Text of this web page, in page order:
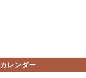
カレンダー